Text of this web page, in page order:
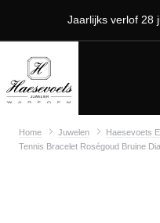
Jaarlijks verlof 28
Home Juwelen
Haesevoets
Tennis Bracelet Roségoud Bruine